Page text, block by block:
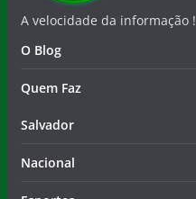
A velocidade da informação !
O Blog
Quem Faz
Salvador
Nacional